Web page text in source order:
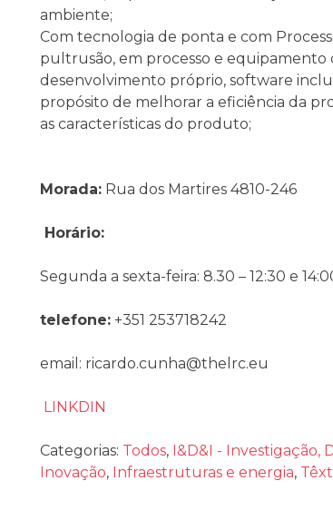
ambiente;
Com tecnologia de ponta e com
pultrusão, em processo e equipamento
desenvolvimento próprio, software
propósito de melhorar a eficiência da
as características do produto;
Morada: Rua dos Martires 4810-246
Horário:
Segunda a sexta-feira: 8.30 – 12:30 e
telefone: +351 253718242
email: ricardo.cunha@thelrc.eu
LINKDIN
Categorias: Todos, I&D&I - Investigação,
Inovação, Infraestruturas e energia,